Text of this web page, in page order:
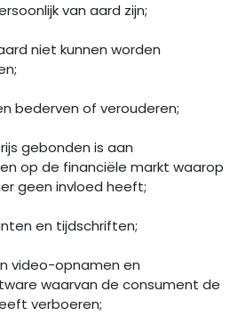
van aard zijn;
niet kunnen worden
bederven of verouderen;
gebonden is aan
op de financiële markt waarop
geen invloed heeft;
en tijdschriften;
video-opnamen en
waarvan de consument de
verboeren;